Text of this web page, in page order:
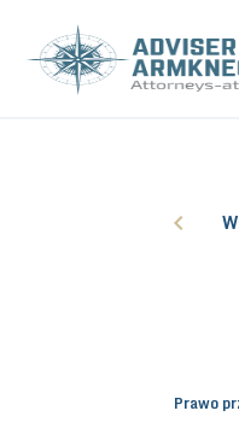
Prawo